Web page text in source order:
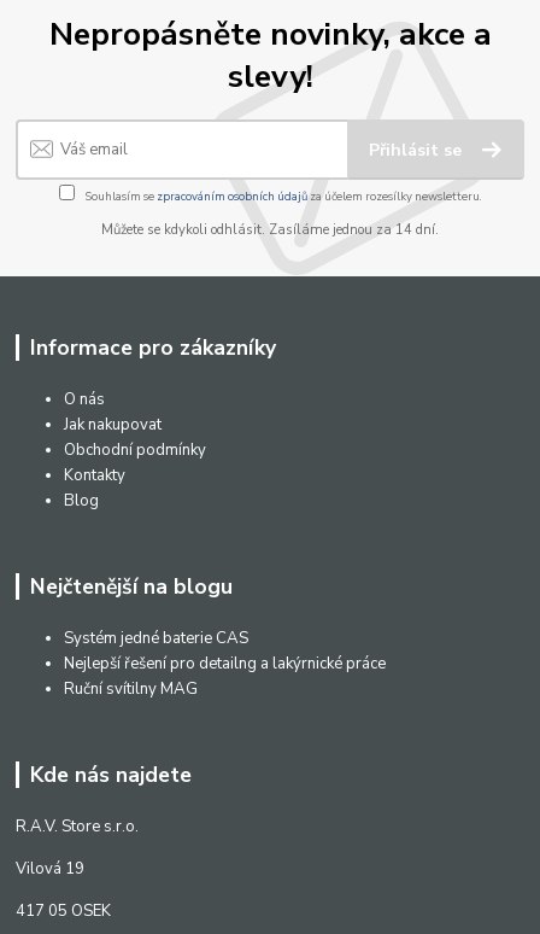
Nepropásněte novinky, akce a
slevy!
Přihlásit se
Souhlasím se zpracováním osobních údajůza účelem rozesílky newsletteru.
Můžete se kdykoli odhlásit. Zasíláme jednou za 14 dní.
Informace pro zákazníky
O nás
Jak nakupovat
Obchodní podmínky
Kontakty
Blog
Nejčtenější na blogu
Systém jedné baterie CAS
Nejlepší řešení pro detailng a lakýrnické práce
Ruční svítilny MAG
Kde nás najdete
R.A.V. Store s.r.o.
Vilová 19
417 05 OSEK